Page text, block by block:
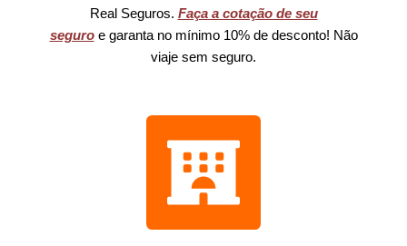
Real Seguros. Faça a cotação de seu
seguroe garanta no mínimo 10% de desconto! Não
viaje sem seguro.